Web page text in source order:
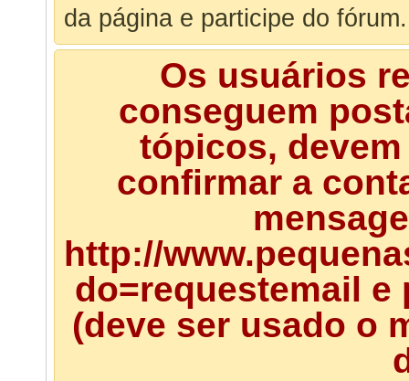
da página e participe do fórum.
Os usuários
conseguem
tópicos,
confirmar a
http://
do=requestemail
(deve ser usado o